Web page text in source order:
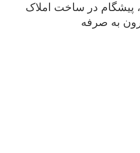
پیشگام در ساخت املاک
به صرفه